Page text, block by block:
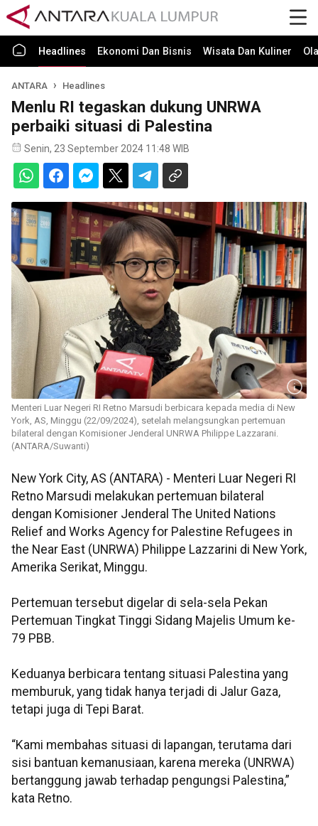
Headlines Ekonomi Dan Bisnis Wisata Dan Kuliner
ANTARA Headlines
Menlu RI tegaskan dukung UNRWA
perbaiki situasi di Palestina
Senin, 23 September 2024 11:48 WIB
Menteri Luar Negeri RI Retno Marsudi berbicara kepada media di New
York, AS, Minggu (22/09/2024), setelah melangsungkan pertemuan
bilateral dengan Komisioner Jenderal UNRWA Philippe Lazzarani.
(ANTARA/Suwanti)
New York City, AS (ANTARA) - Menteri Luar Negeri RI
Retno Marsudi melakukan pertemuan bilateral
dengan Komisioner Jenderal The United Nations
Relief and Works Agency for Palestine Refugees in
the Near East (UNRWA) Philippe Lazzarini di New York,
Amerika Serikat, Minggu.
Pertemuan tersebut digelar di sela-sela Pekan
Pertemuan Tingkat Tinggi Sidang Majelis Umum ke-
79 PBB.
Keduanya berbicara tentang situasi Palestina yang
memburuk, yang tidak hanya terjadi di Jalur Gaza,
tetapi juga di Tepi Barat.
“Kami membahas situasi di lapangan, terutama dari
sisi bantuan kemanusiaan, karena mereka (UNRWA)
bertanggung jawab terhadap pengungsi Palestina,”
kata Retno.